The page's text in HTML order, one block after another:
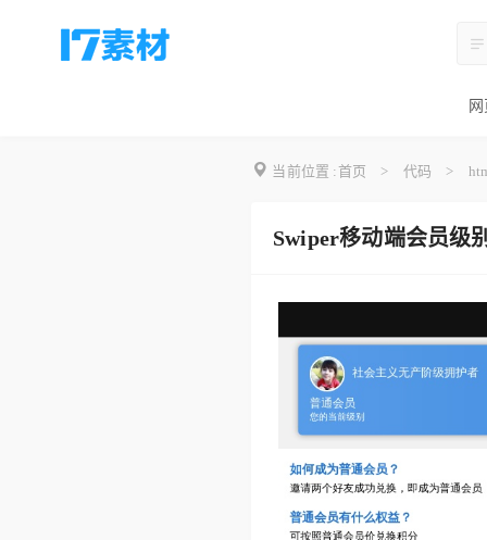
当前位置 :首页 > 代码 >
Swiper移动端会员级